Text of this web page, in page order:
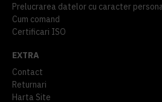
Prelucrarea datelor cu caracter
Cum comand
Certificari ISO
EXTRA
Contact
Returnari
Harta Site